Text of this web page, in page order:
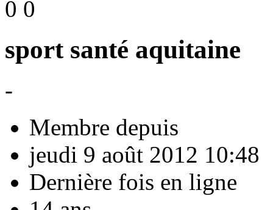
0 0
sport santé aquitaine
-
Membre depuis
jeudi 9 août 2012 10:48
Dernière fois en ligne